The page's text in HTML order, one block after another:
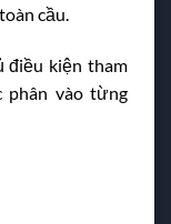
cầu.
điều kiện tham
phân vào từng